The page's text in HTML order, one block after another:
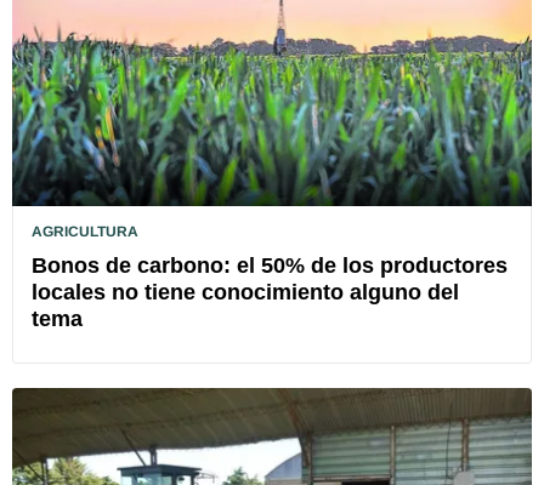
AGRICULTURA
Bonos de carbono: el 50% de los productores
locales no tiene conocimiento alguno del
tema